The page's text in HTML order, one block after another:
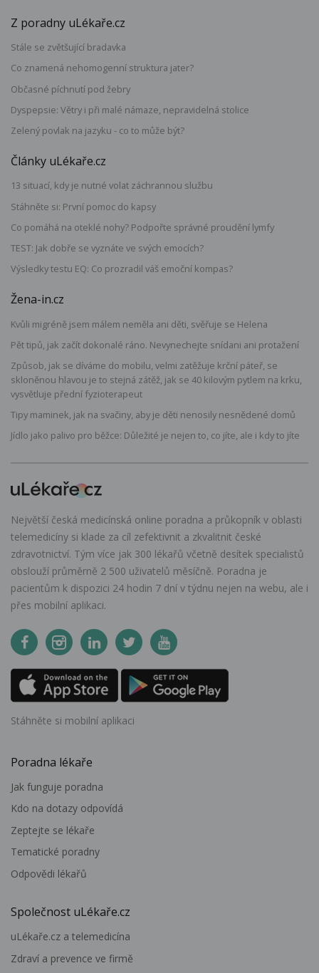
Z poradny uLékaře.cz
Stále se zvětšující bradavka
Co znamená nehomogenní struktura jater?
Občasné píchnutí pod žebry
Dyspepsie: Větry i při malé námaze, nepravidelná stolice
Zelený povlak na jazyku - co to může být?
Články uLékaře.cz
13 situací, kdy je nutné volat záchrannou službu
Stáhněte si: První pomoc do kapsy
Co pomáhá na oteklé nohy? Podpořte správné proudění lymfy
TEST: Jak dobře se vyznáte ve svých emocích?
Výsledky testu EQ: Co prozradil váš emoční kompas?
Žena-in.cz
Kvůli migréně jsem málem neměla ani děti, svěřuje se Helena
Pět tipů, jak začít dokonalé ráno. Nevynechejte snídani ani protažení
Způsob, jak se díváme do mobilu, velmi zatěžuje krční páteř, se
skloněnou hlavou je to stejná zátěž, jak se 40 kilovým pytlem na krku,
vysvětluje přední fyzioterapeut
Tipy maminek, jak na svačiny, aby je děti nenosily nesnědené domů
Jídlo jako palivo pro běžce: Důležité je nejen to, co jíte, ale i kdy to jíte
Největší česká medicínská online poradna a průkopník v oblasti
telemedicíny si klade za cíl zefektivnit a zkvalitnit české
zdravotnictví. Tým více jak 300 lékařů včetně desítek specialistů
obslouží průměrně 2 500 uživatelů měsíčně. Poradna je
pacientům k dispozici 24 hodin 7 dní v týdnu nejen na webu, ale i
přes mobilní aplikaci.
Stáhněte si mobilní aplikaci
Poradna lékaře
Jak funguje poradna
Kdo na dotazy odpovídá
Zeptejte se lékaře
Tematické poradny
Odpovědi lékařů
Společnost uLékaře.cz
uLékaře.cz a telemedicína
Zdraví a prevence ve firmě